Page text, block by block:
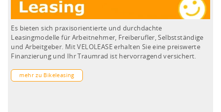
Es bieten sich praxisorientierte und durchdachte
Leasingmodelle für Arbeitnehmer, Freiberufler, Selbstständige
und Arbeitgeber. Mit VELOLEASE erhalten Sie eine preiswerte
Finanzierung und Ihr Traumrad ist hervorragend versichert.
mehr zu Bikeleasing